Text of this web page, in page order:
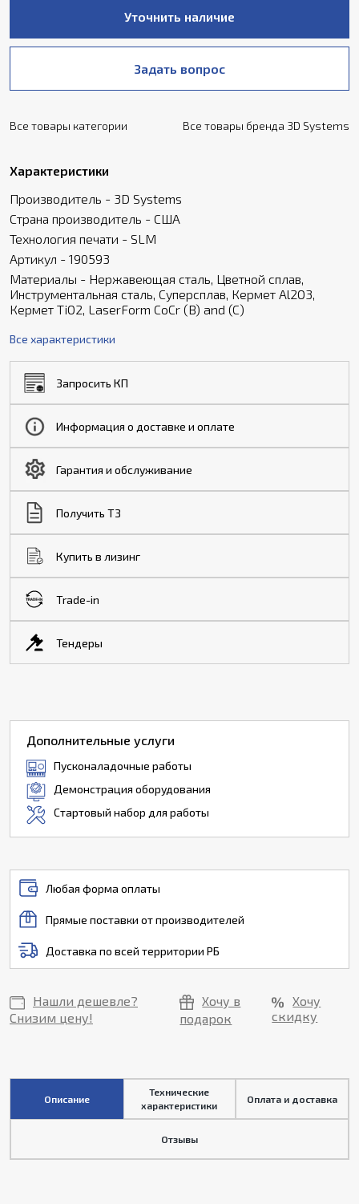
Уточнить наличие
Задать вопрос
Все товары категории Все товары бренда 3D Systems
Характеристики
Производитель - 3D Systems
Страна производитель - США
Технология печати - SLM
Артикул - 190593
Материалы - Нержавеющая сталь, Цветной сплав,
Инструментальная сталь, Суперсплав, Кермет Al2O3,
Кермет TiO2, LaserForm CoCr (B) and (C)
Все характеристики
Запросить КП
Информация о доставке и оплате
Гарантия и обслуживание
Получить ТЗ
Купить в лизинг
Trade-in
Тендеры
Дополнительные услуги
Пусконаладочные работы
Демонстрация оборудования
Стартовый набор для работы
Любая форма оплаты
Прямые поставки от производителей
Доставка по всей территории РБ
Нашли дешевле?
Снизим цену!
Хочу в
подарок
Хочу
скидку
Описание
Технические
характеристики
Оплата и доставка
Отзывы